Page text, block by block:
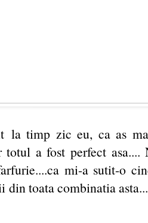
la timp zic eu, ca as
totul a fost perfect
mi-a sutit-o
din toata combinatia